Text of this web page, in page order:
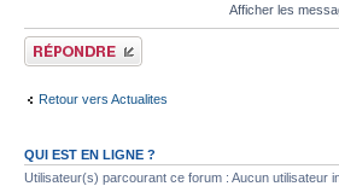
Afficher les
Publier une réponse
Retour vers Actualites
QUI EST EN LIGNE ?
Utilisateur(s) parcourant ce forum : Aucun utilisateur